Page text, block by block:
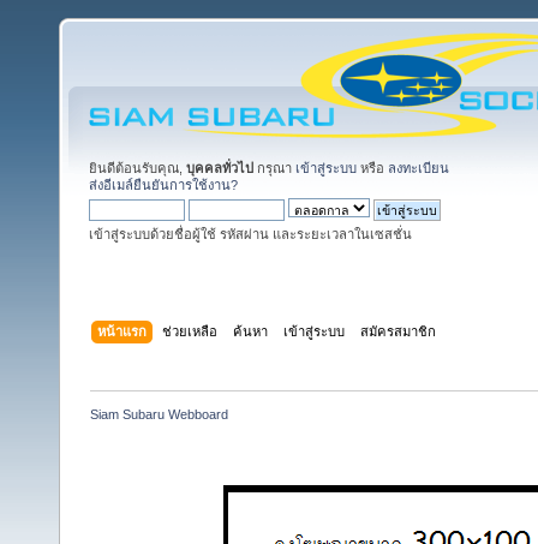
ยินดีต้อนรับคุณ, บุคคลทั่วไป กรุณา เข้าสู่ระบบ หรือ ลงทะเบียน
ส่งอีเมล์ยืนยันการใช้งาน?
เข้าสู่ระบบด้วยชื่อผู้ใช้ รหัสผ่าน และระยะเวลาในเซสชั่น
หน้าแรก ช่วยเหลือ ค้นหา เข้าสู่ระบบ สมัครสมาชิก
Siam Subaru Webboard